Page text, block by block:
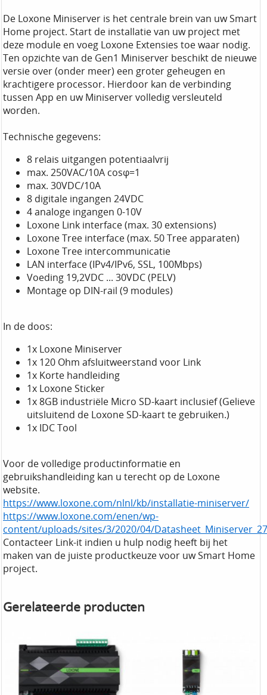
De Loxone Miniserver is het centrale brein van uw Smart
Home project. Start de installatie van uw project met
deze module en voeg Loxone Extensies toe waar nodig.
Ten opzichte van de Gen1 Miniserver beschikt de nieuwe
versie over (onder meer) een groter geheugen en
krachtigere processor. Hierdoor kan de verbinding
tussen App en uw Miniserver volledig versleuteld
worden.
Technische gegevens:
8 relais uitgangen potentiaalvrij
max. 250VAC/10A cosφ=1
max. 30VDC/10A
8 digitale ingangen 24VDC
4 analoge ingangen 0-10V
Loxone Link interface (max. 30 extensions)
Loxone Tree interface (max. 50 Tree apparaten)
Loxone Tree intercommunicatie
LAN interface (IPv4/IPv6, SSL, 100Mbps)
Voeding 19,2VDC ... 30VDC (PELV)
Montage op DIN-rail (9 modules)
In de doos:
1x Loxone Miniserver
1x 120 Ohm afsluitweerstand voor Link
1x Korte handleiding
1x Loxone Sticker
1x 8GB industriële Micro SD-kaart inclusief (Gelieve
uitsluitend de Loxone SD-kaart te gebruiken.)
1x IDC Tool
Voor de volledige productinformatie en
gebruikshandleiding kan u terecht op de Loxone
website.
https://www.loxone.com/nlnl/kb/installatie-miniserver/
https://www.loxone.com/enen/wp-
content/uploads/sites/3/2020/04/
Contacteer Link-it indien u hulp nodig heeft bij het
maken van de juiste productkeuze voor uw Smart Home
project.
Gerelateerde producten